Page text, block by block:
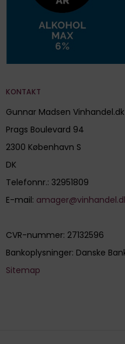
KONTAKT
Gunnar Madsen Vinhandel.dk
Prags Boulevard 94
2300 København S
DK
Telefonnr.: 32951809
E-mail:
CVR-nummer: 27132596
Bankoplysninger: Danske
Sitemap